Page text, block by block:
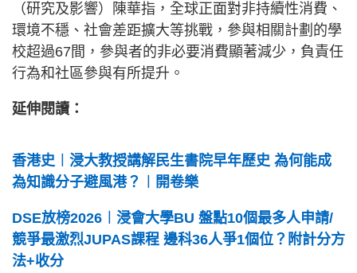
（研究及影響）陳華指，全球正面對非持續性消費、
環境不穩、社會差距擴大等挑戰，參與相關計劃的學
校超過67間，參與者的非必要消費顯著減少，負責任
行為和社區參與有所提升。
延伸閱讀：
香港史︱浸大教授講解民生書院早年歷史 為何能成
為知識分子避風港？︱開卷樂
DSE放榜2026︱浸會大學BU 盤點10個最多人申請/
競爭最激烈JUPAS課程 邊科36人爭1個位？附計分方
法+收分